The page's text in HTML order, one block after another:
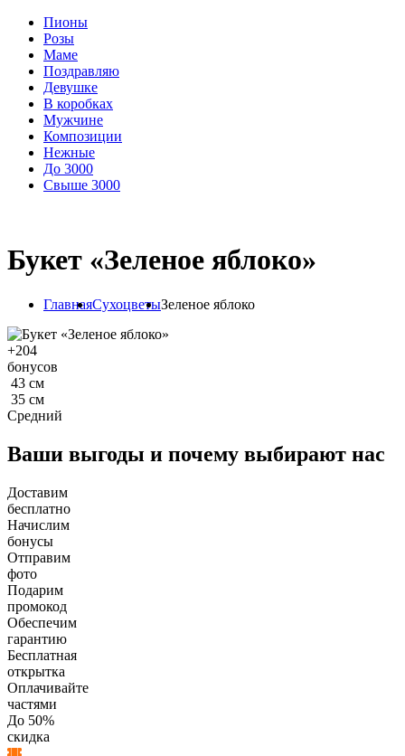
Пионы
Розы
Маме
Поздравляю
Девушке
В коробках
Мужчине
Композиции
Нежные
До 3000
Свыше 3000
Букет «Зеленое яблоко»
ГлавнаяСухоцветыЗеленое яблоко
+204
бонусов
43 см
35 см
Средний
Ваши выгоды и почему выбирают нас
Доставим
бесплатно
Начислим
бонусы
Отправим
фото
Подарим
промокод
Обеспечим
гарантию
Бесплатная
открытка
Оплачивайте
частями
До 50%
скидка